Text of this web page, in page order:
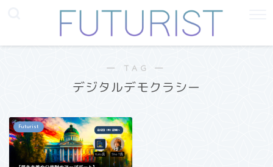
― TAG ―
デジタルデモクラシー
Futurist